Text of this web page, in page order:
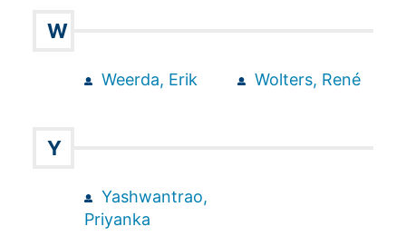
W
Weerda, Erik Wolters, René
Y
Yashwantrao,
Priyanka